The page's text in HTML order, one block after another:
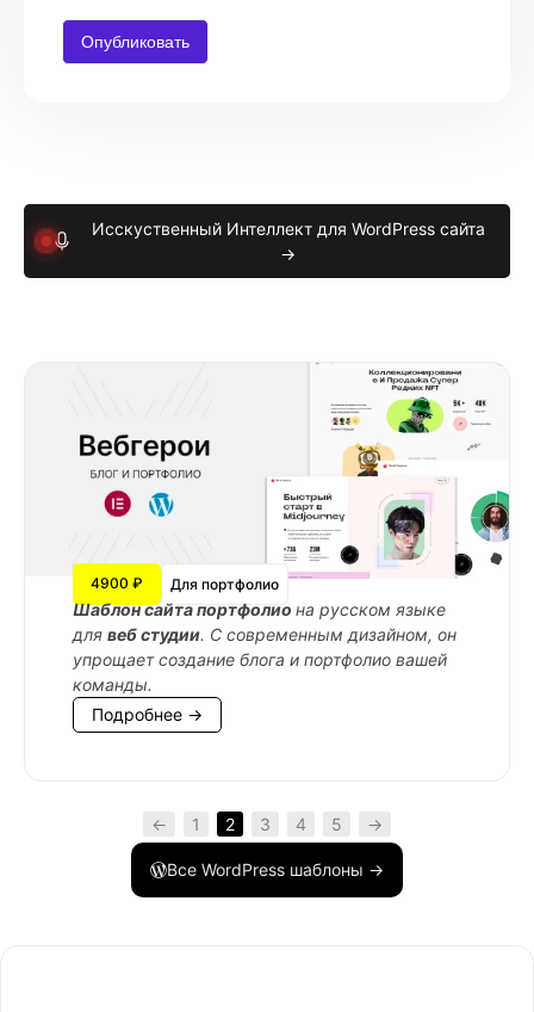
Исскуственный Интеллект для WordPress сайта
→
4900 ₽ Для портфолио
Шаблон сайта портфолио на русском языке
для веб студии. С современным дизайном, он
упрощает создание блога и портфолио вашей
команды.
Подробнее →
← 1 2 3 4 5 →
Все WordPress шаблоны →